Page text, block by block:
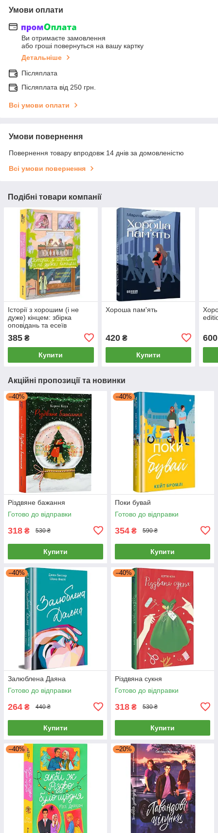
Умови оплати
Ви отримаєте замовлення
або гроші повернуться на вашу картку
Детальніше
Післяплата
Післяплата від 250 грн.
Всі умови оплати
Умови повернення
Повернення товару впродовж 14 днів за домовленістю
Всі умови повернення
Подібні товари компанії
Історії з хорошим (і не
дуже) кінцем: збірка
оповідань та есеїв
385 ₴
Купити
Хороша пам'ять
420₴
Купити
600
Акційні пропозиції та новинки
–40%
Різдвяне бажання
Готово до відправки
318 ₴ 530 ₴
Купити
–40%
Поки бувай
Готово до відправки
354 ₴ 590 ₴
Купити
–40%
Залюблена Даяна
Готово до відправки
264 ₴ 440 ₴
Купити
–40%
Різдвяна сукня
Готово до відправки
318 ₴ 530 ₴
Купити
–40% –20%